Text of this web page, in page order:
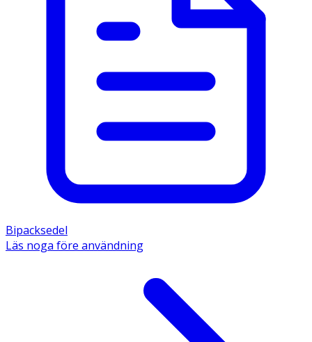
Bipacksedel
Läs noga före användning